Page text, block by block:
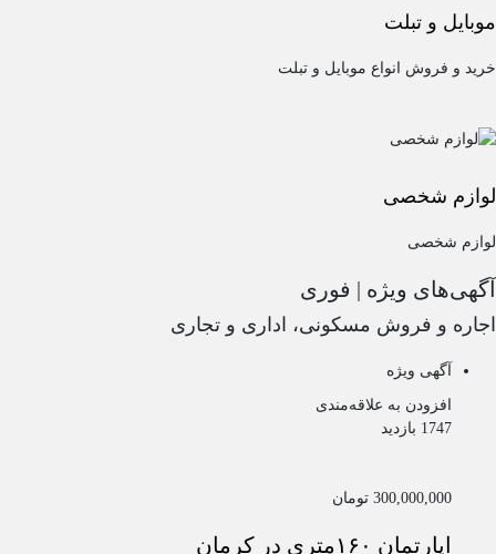
موبایل و تبلت
خرید و فروش انواع موبایل و تبلت
لوازم شخصی
لوازم شخصی
آگهی‌های ویژه | فوری
اجاره و فروش مسکونی، اداری و تجاری
آگهی ویژه
افزودن به علاقه‌مندی
1747 بازدید
300,000,000 تومان
اپارتمان ۱۶۰متری در کرمان